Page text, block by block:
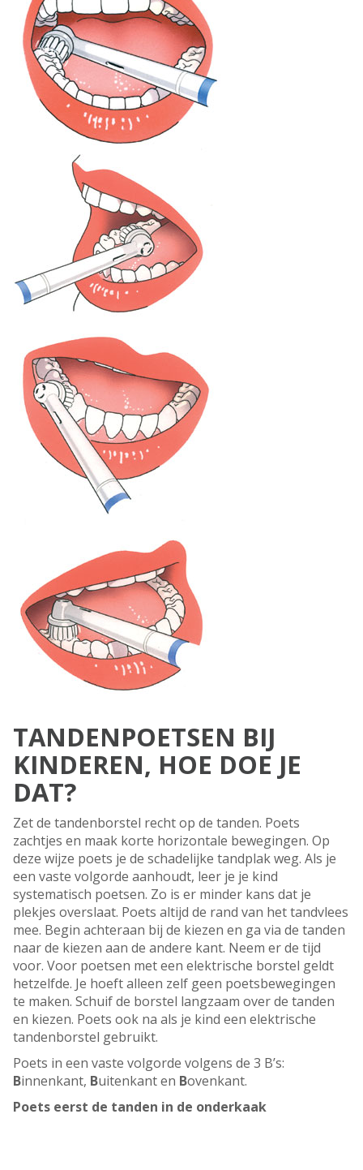
TANDENPOETSEN BIJ
KINDEREN, HOE DOE JE
DAT?
Zet de tandenborstel recht op de tanden. Poets
zachtjes en maak korte horizontale bewegingen. Op
deze wijze poets je de schadelijke tandplak weg. Als je
een vaste volgorde aanhoudt, leer je je kind
systematisch poetsen. Zo is er minder kans dat je
plekjes overslaat. Poets altijd de rand van het tandvlees
mee. Begin achteraan bij de kiezen en ga via de tanden
naar de kiezen aan de andere kant. Neem er de tijd
voor. Voor poetsen met een elektrische borstel geldt
hetzelfde. Je hoeft alleen zelf geen poetsbewegingen
te maken. Schuif de borstel langzaam over de tanden
en kiezen. Poets ook na als je kind een elektrische
tandenborstel gebruikt.
Poets in een vaste volgorde volgens de 3 B’s:
Binnenkant, Buitenkant en Bovenkant.
Poets eerst de tanden in de onderkaak